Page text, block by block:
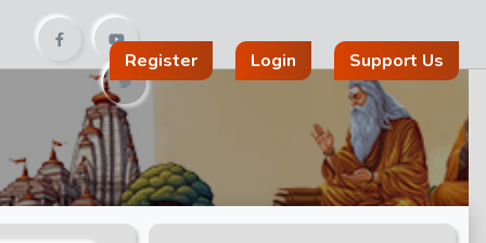
Register Login
Support Us